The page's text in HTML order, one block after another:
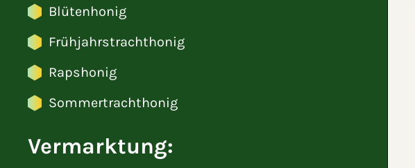
Blütenhonig
Frühjahrstrachthonig
Rapshonig
Sommertrachthonig
Vermarktung: